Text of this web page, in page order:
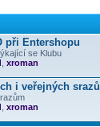
při Entershopu
se Klubu
xroman
i veřejných srazů
xroman